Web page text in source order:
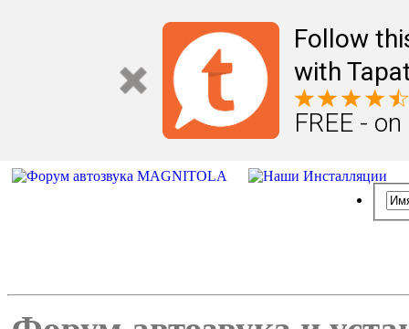
Follow
with
FREE -